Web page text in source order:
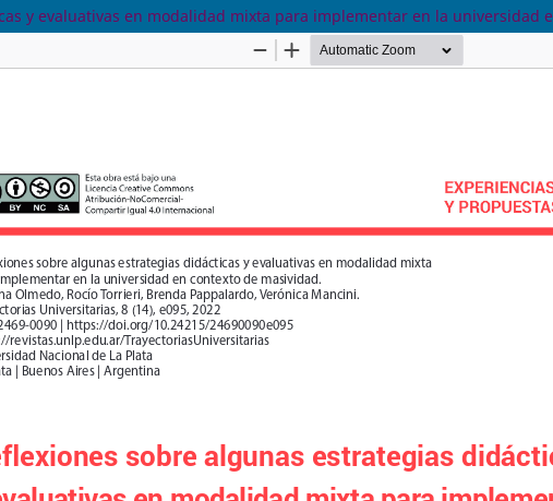
y evaluativas en modalidad mixta para implementar en la universidad